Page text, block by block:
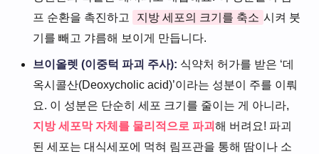
프 순환을 촉진하고
지방 세포의 크기를 축소 시켜 붓
기를 빼고 갸름해 보이게 만듭니다.
브이올렛 (이중턱 파괴 주사): 식약처 허가를 받은 ‘데
옥시콜산(Deoxycholic acid)’이라는 성분이 주를 이뤄
요. 이 성분은 단순히 세포 크기를 줄이는 게 아니라,
지방 세포막 자체를 물리적으로 파괴 해 버려요! 파괴
된 세포는 대식세포에 먹혀 림프관을 통해 땀이나 소